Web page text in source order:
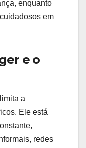
enquanto
em
e o
a
Ele está
redes